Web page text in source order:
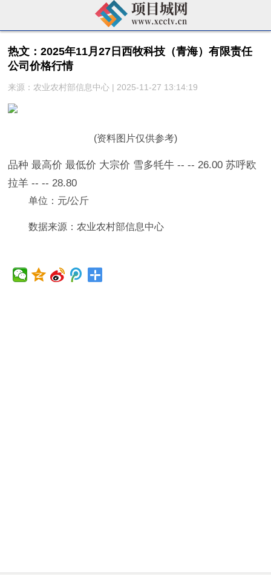
热文：2025年11月27日西牧科技（青海）有限责任
公司价格行情
来源：农业农村部信息中心 | 2025-11-27 13:14:19
(资料图片仅供参考)
品种 最高价 最低价 大宗价 雪多牦牛 -- -- 26.00 苏呼欧
拉羊 -- -- 28.80
单位：元/公斤
数据来源：农业农村部信息中心